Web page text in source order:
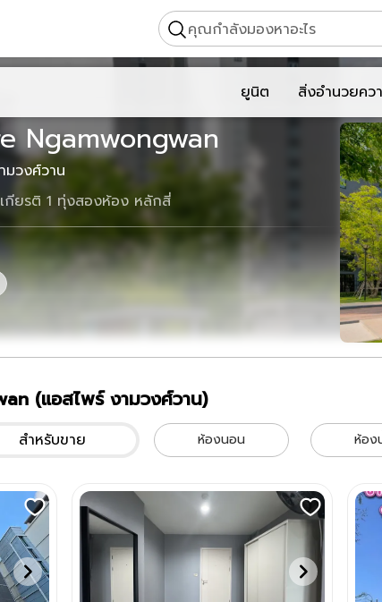
คุณกำลังมองหาอะไร
ยูนิต สิ่งอำนวยคว
Ngamwongwan
มวงศ์วาน
กียรติ 1 ทุ่งสองห้อง หลักสี่
(แอสไพร์ งามวงศ์วาน)
(แอสไพร์ งามวงศ์วาน)
สำหรับขายคอนโด Aspire Ngamwongwan (แอสไพร์ งา
ห้องนอน ห้อง